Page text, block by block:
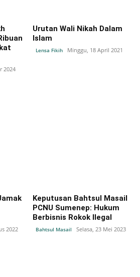
2024
Urutan Wali Nikah Dalam
Islam
Lensa Fikih Minggu, 18 April 2021
2022
Keputusan Bahtsul Masail
PCNU Sumenep: Hukum
Berbisnis Rokok Ilegal
Bahtsul Masail Selasa, 23 Mei 2023